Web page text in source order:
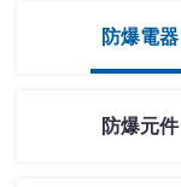
防爆電器
防爆元件